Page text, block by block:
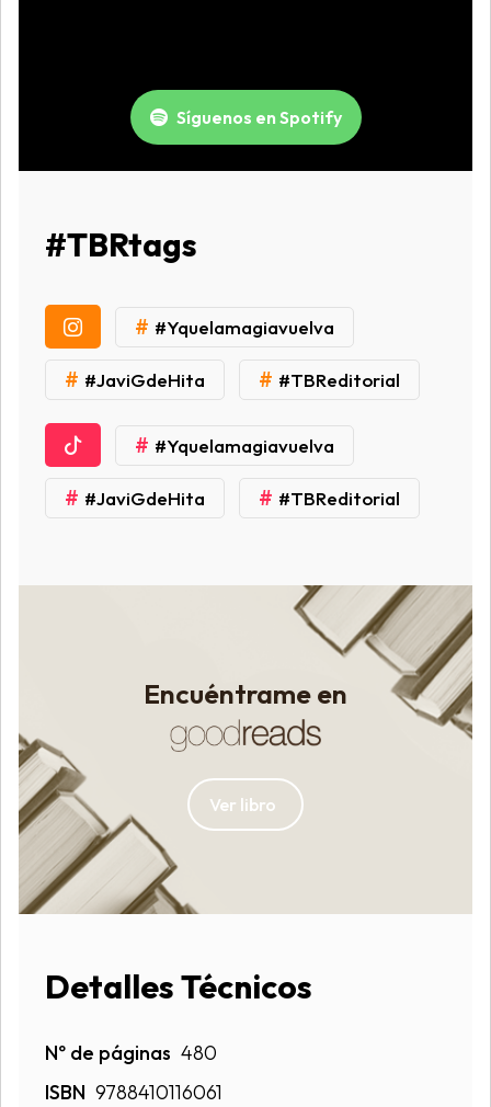
Síguenos en Spotify
#TBRtags
# #Yquelamagiavuelva
# #JaviGdeHita # #TBReditorial
# #Yquelamagiavuelva
# #JaviGdeHita # #TBReditorial
Encuéntrame en
Ver libro
Detalles Técnicos
Nº de páginas 480
ISBN 9788410116061